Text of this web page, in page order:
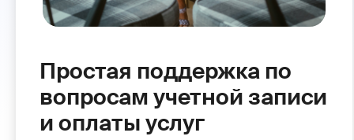
Простая поддержка по
вопросам учетной записи
и оплаты услуг